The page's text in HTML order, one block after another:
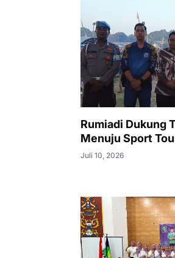
Rumiadi Dukung
Menuju Sport
Juli 10, 2026